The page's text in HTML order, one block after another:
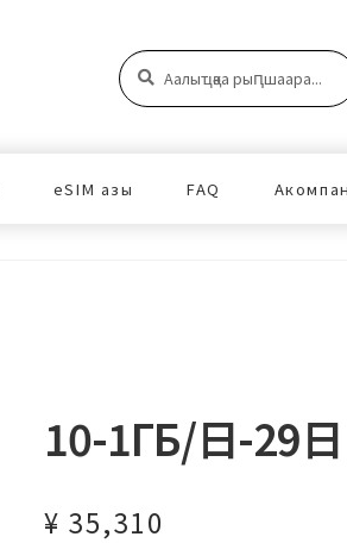
Аԥшаара:
Аԥшаара
eSIM азы FAQ
10-1ГБ/日-29日
¥ 35,310